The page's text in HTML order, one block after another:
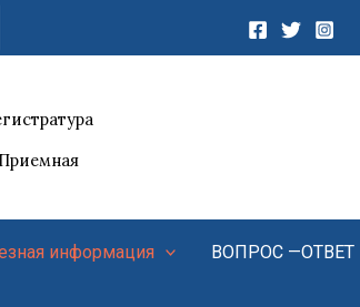
информация ВОПРОС —ОТВЕТ